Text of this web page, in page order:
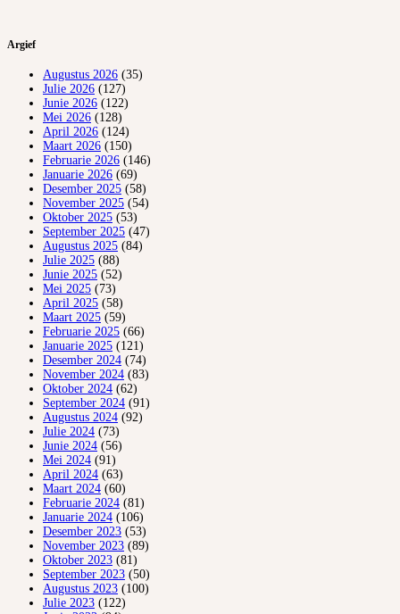
Argief
Augustus 2026 (35)
Julie 2026 (127)
Junie 2026 (122)
Mei 2026 (128)
April 2026 (124)
Maart 2026 (150)
Februarie 2026 (146)
Januarie 2026 (69)
Desember 2025 (58)
November 2025 (54)
Oktober 2025 (53)
September 2025 (47)
Augustus 2025 (84)
Julie 2025 (88)
Junie 2025 (52)
Mei 2025 (73)
April 2025 (58)
Maart 2025 (59)
Februarie 2025 (66)
Januarie 2025 (121)
Desember 2024 (74)
November 2024 (83)
Oktober 2024 (62)
September 2024 (91)
Augustus 2024 (92)
Julie 2024 (73)
Junie 2024 (56)
Mei 2024 (91)
April 2024 (63)
Maart 2024 (60)
Februarie 2024 (81)
Januarie 2024 (106)
Desember 2023 (53)
November 2023 (89)
Oktober 2023 (81)
September 2023 (50)
Augustus 2023 (100)
Julie 2023 (122)